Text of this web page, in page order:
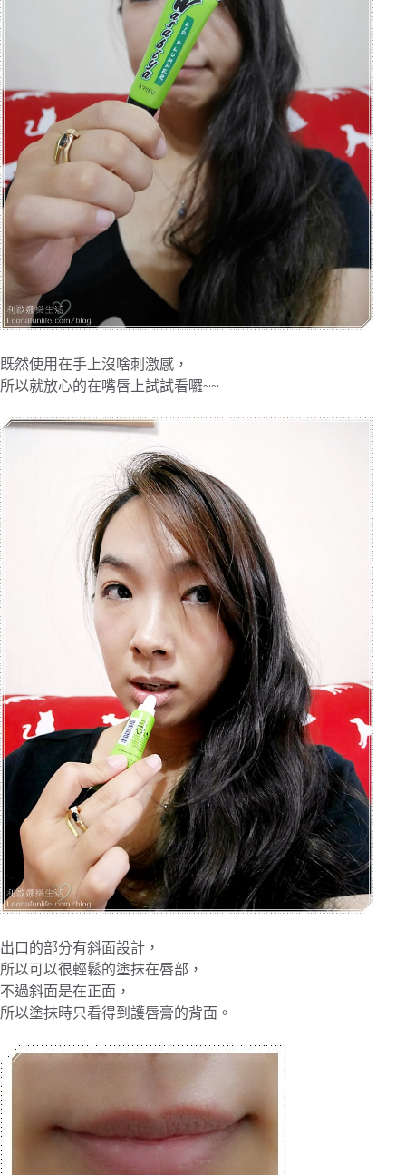
既然使用在手上沒啥刺激感，
所以就放心的在嘴唇上試試看囉~~
出口的部分有斜面設計，
所以可以很輕鬆的塗抹在唇部，
不過斜面是在正面，
所以塗抹時只看得到護唇膏的背面。